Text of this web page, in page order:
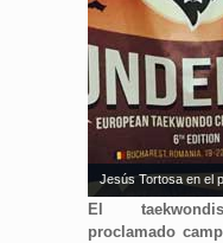
Jesús Tortosa en el
El
proclamado